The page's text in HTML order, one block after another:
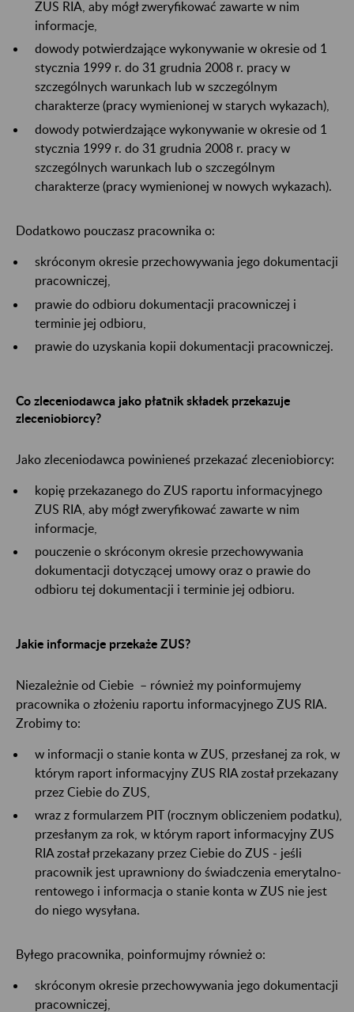
ZUS RIA, aby mógł zweryfikować zawarte w nim
informacje,
dowody potwierdzające wykonywanie w okresie od 1
stycznia 1999 r. do 31 grudnia 2008 r. pracy w
szczególnych warunkach lub w szczególnym
charakterze (pracy wymienionej w starych wykazach),
dowody potwierdzające wykonywanie w okresie od 1
stycznia 1999 r. do 31 grudnia 2008 r. pracy w
szczególnych warunkach lub o szczególnym
charakterze (pracy wymienionej w nowych wykazach).
Dodatkowo pouczasz pracownika o:
skróconym okresie przechowywania jego dokumentacji
pracowniczej,
prawie do odbioru dokumentacji pracowniczej i
terminie jej odbioru,
prawie do uzyskania kopii dokumentacji pracowniczej.
Co zleceniodawca jako płatnik składek przekazuje
zleceniobiorcy?
Jako zleceniodawca powinieneś przekazać zleceniobiorcy:
kopię przekazanego do ZUS raportu informacyjnego
ZUS RIA, aby mógł zweryfikować zawarte w nim
informacje,
pouczenie o skróconym okresie przechowywania
dokumentacji dotyczącej umowy oraz o prawie do
odbioru tej dokumentacji i terminie jej odbioru.
Jakie informacje przekaże ZUS?
Niezależnie od Ciebie – również my poinformujemy
pracownika o złożeniu raportu informacyjnego ZUS RIA.
Zrobimy to:
w informacji o stanie konta w ZUS, przesłanej za rok, w
którym raport informacyjny ZUS RIA został przekazany
przez Ciebie do ZUS,
wraz z formularzem PIT (rocznym obliczeniem podatku),
przesłanym za rok, w którym raport informacyjny ZUS
RIA został przekazany przez Ciebie do ZUS - jeśli
pracownik jest uprawniony do świadczenia emerytalno-
rentowego i informacja o stanie konta w ZUS nie jest
do niego wysyłana.
Byłego pracownika, poinformujmy również o:
skróconym okresie przechowywania jego dokumentacji
pracowniczej,